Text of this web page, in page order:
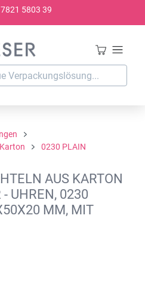
5803 39
0230 PLAIN
AUS KARTON
UHREN, 0230
MM, MIT